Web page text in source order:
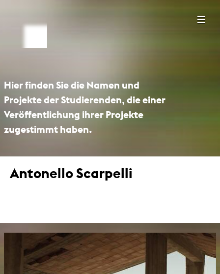
Hier finden Sie die Namen und
Projekte der Studierenden, die einer
Veröffentlichung ihrer Projekte
zugestimmt haben.
Antonello Scarpelli